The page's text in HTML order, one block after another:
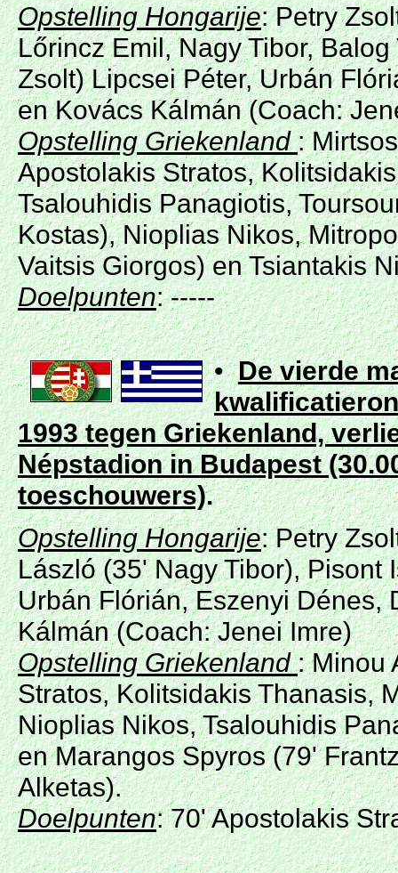
Opstelling Hongarije: Petry
Lőrincz Emil, Nagy Tibor,
Zsolt) Lipcsei Péter, Urbán
en Kovács Kálmán (Coach:
Opstelling Griekenland:
Apostolakis Stratos,
Tsalouhidis Panagiotis,
Kostas), Nioplias Nikos,
Vaitsis Giorgos) en Tsiantakis
Doelpunten: -----
•De vierde
1993 tegen Griekenland,
Népstadion inBudapest
toeschouwers).
Opstelling Hongarije: Petry
László (35' Nagy Tibor), Pisont
Urbán Flórián, Eszenyi Dénes,
Kálmán (Coach: Jenei Imre)
Opstelling Griekenland: Minou
Stratos, Kolitsidakis Thanasis,
Nioplias Nikos, Tsalouhidis
en Marangos Spyros (79'
Alketas).
Doelpunten: 70' Apostolakis